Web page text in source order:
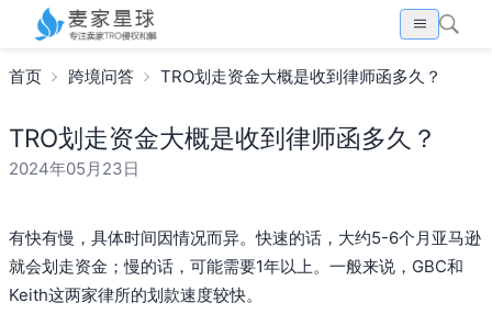
首页 跨境问答 TRO划走资金大概是收到律师函多久？
TRO划走资金大概是收到律师函多久？
2024年05月23日
有快有慢，具体时间因情况而异。快速的话，大约5-6个月亚马逊
就会划走资金；慢的话，可能需要1年以上。一般来说，GBC和
Keith这两家律所的划款速度较快。